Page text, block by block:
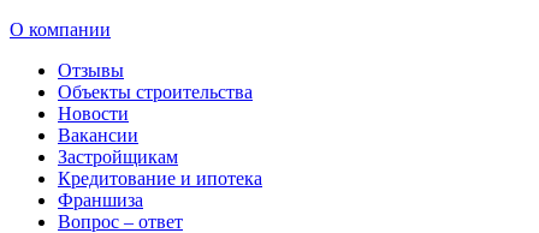
О компании
Отзывы
Объекты строительства
Новости
Вакансии
Застройщикам
Кредитование и ипотека
Франшиза
Вопрос – ответ